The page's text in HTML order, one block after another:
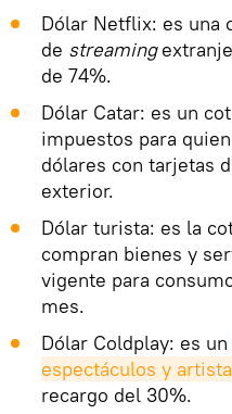
Dólar Netflix: es una
de streaming
de 74%.
Dólar Catar: es un
impuestos para
dólares con tarjetas
exterior.
Dólar turista: es la
compran bienes y
vigente para
mes.
Dólar Coldplay: es un
espectáculos y
recargo del 30%.